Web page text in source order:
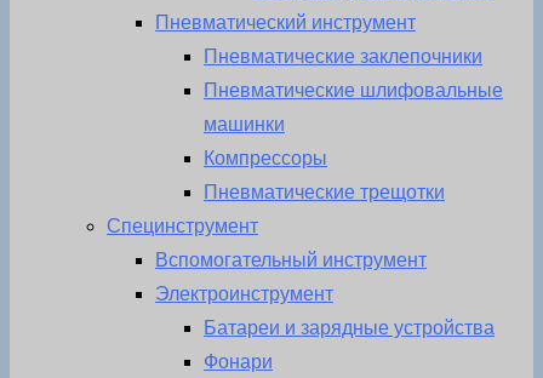
Пневматический инструмент
Пневматические заклепочники
Пневматические шлифовальные
машинки
Компрессоры
Пневматические трещотки
Специнструмент
Вспомогательный инструмент
Электроинструмент
Батареи и зарядные устройства
Фонари